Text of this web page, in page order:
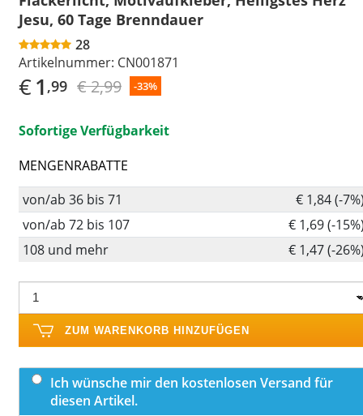
Jesu, 60 Tage Brenndauer
28
Artikelnummer: CN001871
€1 ,99 € 2,99 -33%
Sofortige Verfügbarkeit
MENGENRABATTE
von/ab 36 bis 71
€ 1,84 (-
von/ab 72 bis 107
€ 1,69 (-
108 und mehr
€ 1,47 (-
ZUM WARENKORB HINZUFÜGEN
Ich wünsche mir den kostenlosen Versand für
diesen Artikel.